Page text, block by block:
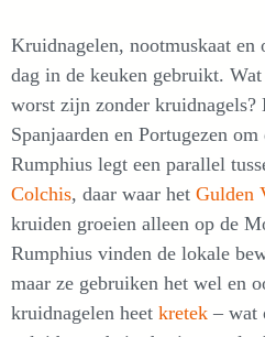
Kruidnagelen, nootmuskaat
dag in de keuken gebruikt.
worst zijn zonder kruidnagels?
Spanjaarden en Portugezen
Rumphius legt een parallel
Colchis, daar waar het Gulden
kruiden groeien alleen op de
Rumphius vinden de lokale
maar ze gebruiken het wel en
kruidnagelen heet kretek – wat